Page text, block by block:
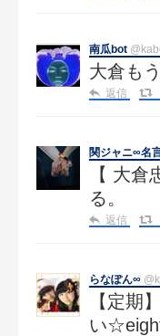
南瓜bot
大倉も
返信
関ジャニ∞名
【 大
る。
返信
らなぽん∞
【定期
い